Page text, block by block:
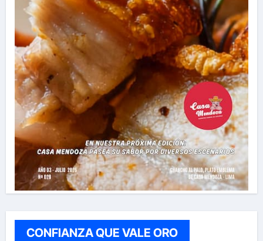
CONFIANZA QUE VALE ORO